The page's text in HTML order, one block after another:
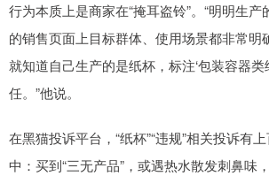
行为本质上是商家在“掩耳盗铃”。“明明生
的销售页面上目标群体、使用场景都非常明
就知道自己生产的是纸杯，标注‘包装容器类
任。”他说。
在黑猫投诉平台，“纸杯”“违规”相关投诉有
中：买到“三无产品”，或遇热水散发刺鼻味